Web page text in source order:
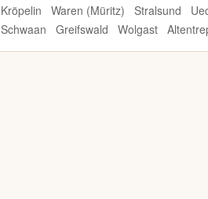
Kröpelin
Waren (Müritz) Stralsund
Schwaan
Greifswald Wolgast